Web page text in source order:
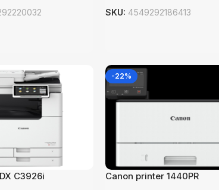
SKU: 4549292186413
C3926i
-22%
Canon printer 1440PR